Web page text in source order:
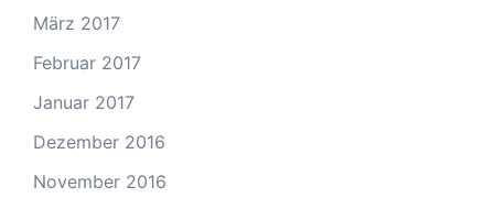
März 2017
Februar 2017
Januar 2017
Dezember 2016
November 2016